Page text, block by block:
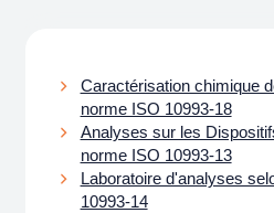
Caractérisation chimique
norme ISO 10993-18
Analyses sur les
norme ISO 10993-13
Laboratoire d'analyses
10993-14